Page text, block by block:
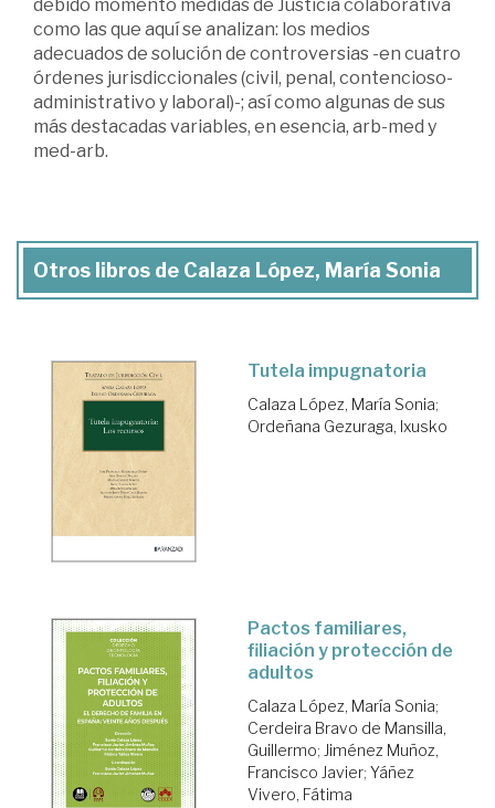
debido momento medidas de Justicia colaborativa
como las que aquí se analizan: los medios
adecuados de solución de controversias -en cuatro
órdenes jurisdiccionales (civil, penal, contencioso-
administrativo y laboral)-; así como algunas de sus
más destacadas variables, en esencia, arb-med y
med-arb.
Otros libros de Calaza López, María Sonia
Tutela impugnatoria
Calaza López, María Sonia;
Ordeñana Gezuraga, Ixusko
Pactos familiares,
filiación y protección de
adultos
Calaza López, María Sonia;
Cerdeira Bravo de Mansilla,
Guillermo; Jiménez Muñoz,
Francisco Javier; Yáñez
Vivero, Fátima